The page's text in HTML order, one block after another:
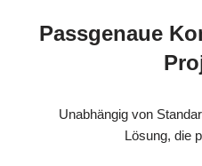
Passgenaue
Unabhängig von
Lösung, die